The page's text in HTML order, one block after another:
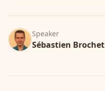
Speaker
Sébastien Brochet